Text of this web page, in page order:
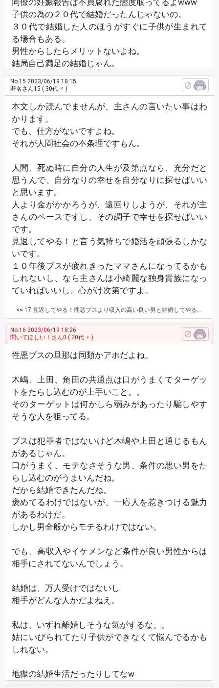
同僚の妊娠報告は不貞腐れた態度取ってるよwww
子供の為の２０代で結婚だったんじゃないの。
３０代で結婚した人のほうがすぐに子供が生まれて
る場合もある。
男性からしたらメリットないよね。
結局自己満足の結婚じゃん。
No.15 2023/06/19 18:15
匿名さん15 ( 30代 ♂ )
本文しか読んでませんが、主さんの言いたい事はわ
かります。
でも、仕方がないですよね。
それが人間社会の不条理ですもん。
人間、死ぬ時に自分の人生が及第点なら、充分だと
思うんで、自分なりの幸せを自分なりに探せばいい
と思います。
人より金がかかろうが、遠回りしようが、それが主
さんのペースですし、その調子で幸せを探せばいい
です。
見返してやる！と言う気持ちで婚活を頑張るしかな
いです。
１０年後ブスが疲れきったママさんになってるかも
しれないし、なら主さんは小綺麗な独身貴族になっ
ていればいいし、心がけ次第ですよ。
<< 17 見返してやる！性悪ブスより収入の高い良い男と結婚してやる！！ この意気込みで結婚活動がんばろうと思う。
No.16 2023/06/19 18:26
聞いてほしい！さん0 ( 30代 ♀ )
性悪ブスの旦那は同類かアホだよね。
木嶋、上田、角田の共通点は口がうまくてターゲッ
トをたらし込むのが上手いこと。。
そのターゲットは何かしら弱みがあったり騙しやす
そうな人を狙ってる。
ブスは犯罪者ではないけど木嶋や上田と通じるもん
があるじゃん。
口がうまく、モテなさそうな男、条件の悪い男をた
らし込むのがうまいんだね。
だから結婚できたんだね。
褒めてるわけではないが、一応人を惹きつける魅力
があるわけだ。
しかし男全般からモテるわけではない。
でも、高収入やイケメンなど条件が良い男性からは
相手にされてないんでしょう。
結婚は、万人受けではないし
相手がどんな人かだよねえ。
私は、いずれ離婚しそうな気がするな。。
姑にいびられてたり子供ができなくて悩んでるかも
しれない。
地獄の結婚生活だったりしてなw